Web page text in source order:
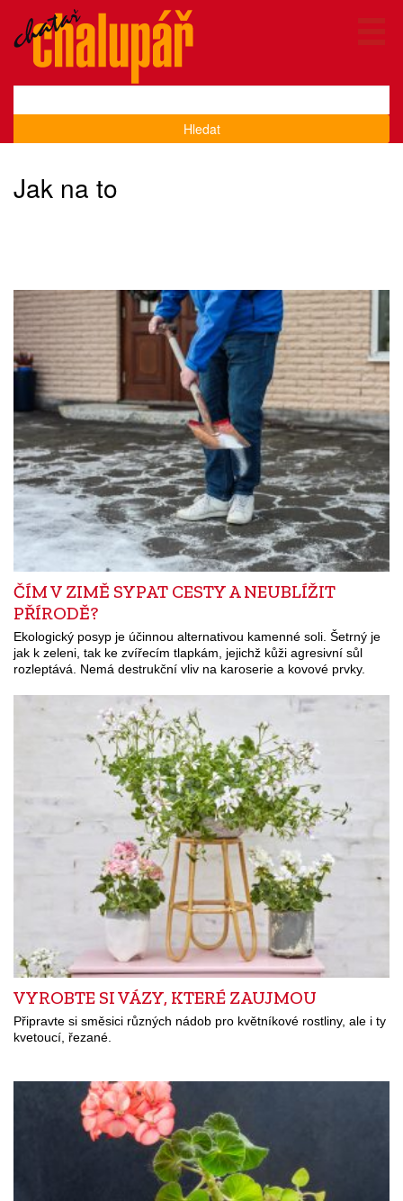
Hledat
Jak na to
ČÍM V ZIMĚ SYPAT CESTY A NEUBLÍŽIT
PŘÍRODĚ?
Ekologický posyp je účinnou alternativou kamenné soli. Šetrný je
jak k zeleni, tak ke zvířecím tlapkám, jejichž kůži agresivní sůl
rozleptává. Nemá destrukční vliv na karoserie a kovové prvky.
VYROBTE SI VÁZY, KTERÉ ZAUJMOU
Připravte si směsici různých nádob pro květníkové rostliny, ale i ty
kvetoucí, řezané.